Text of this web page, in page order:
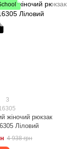
3
жіночий рюкзак
Ліловий
4 938 грн